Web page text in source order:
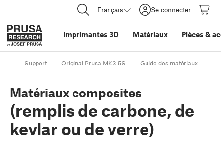
Français Se connecter
Imprimantes 3D Matériaux Pièces &
Support Original Prusa MK3.5S Guide des matériaux
Matériaux composites
(remplis de carbone, de
kevlar ou de verre)